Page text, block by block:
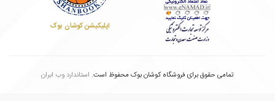
اپلیکیشن کوشان بوک
تمامی حقوق برای فروشگاه کوشان بوک محفوظ است.استاندارد وب ابران